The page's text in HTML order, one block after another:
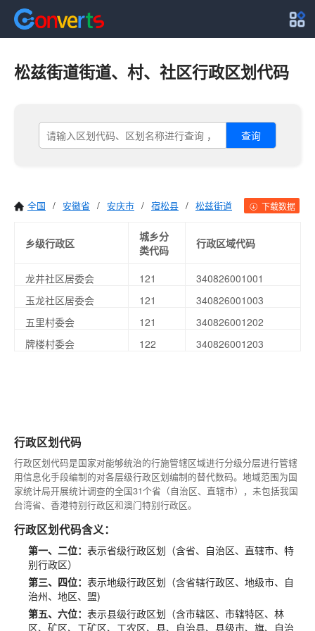
松兹街道街道、村、社区行政区划代码
查询
全国 / 安徽省 / 安庆市 / 宿松县 / 松兹街道 下载数据
乡级行政区
城乡分
类代码
行政区域代码
龙井社区居委会 121
340826001001
玉龙社区居委会
121
340826001003
五里村委会
121
340826001202
牌楼村委会
122 340826001203
行政区划代码
行政区划代码是国家对能够统治的行施管辖区域进行分级分层进行管辖
用信息化手段编制的对各层级行政区划编制的替代数码。地域范围为国
家统计局开展统计调查的全国31个省（自治区、直辖市），未包括我国
台湾省、香港特别行政区和澳门特别行政区。
行政区划代码含义：
第一、二位： 表示省级行政区划（含省、自治区、直辖市、特
别行政区）
第三、四位： 表示地级行政区划（含省辖行政区、地级市、自
治州、地区、盟)
第五、六位： 表示县级行政区划（含市辖区、市辖特区、林
区、矿区、工矿区、工农区、县、自治县、县级市、旗、自治